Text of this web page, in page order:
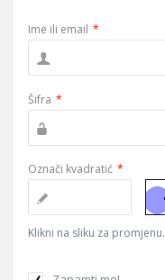
Ime ili email *
Šifra *
Označi kvadratić *
Klikni na sliku za promjenu.